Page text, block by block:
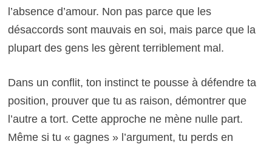
l’absence d’amour. Non pas parce que les
désaccords sont mauvais en soi, mais parce que la
plupart des gens les gèrent terriblement mal.
Dans un conflit, ton instinct te pousse à défendre ta
position, prouver que tu as raison, démontrer que
l’autre a tort. Cette approche ne mène nulle part.
Même si tu « gagnes » l’argument, tu perds en